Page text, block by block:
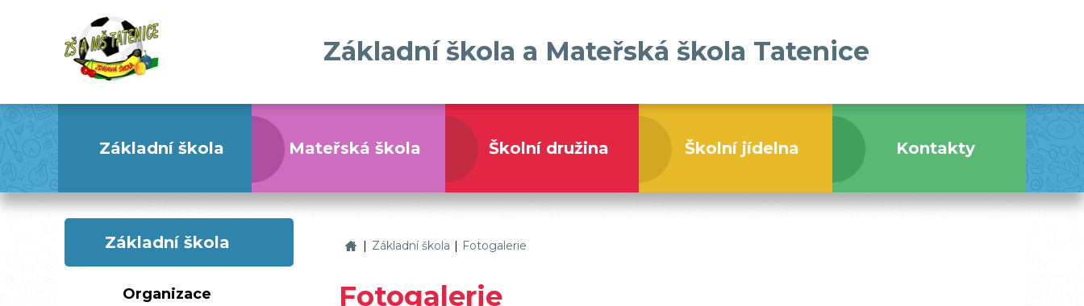
Základní škola a Mateřská škola Tatenice
Základní škola Mateřská škola Školní družina Školní jídelna Kontakty
Základní škola a Mateřská škola Tatenice
| Základní škola | Fotogalerie
Fotogalerie
Základní škola
Organizace